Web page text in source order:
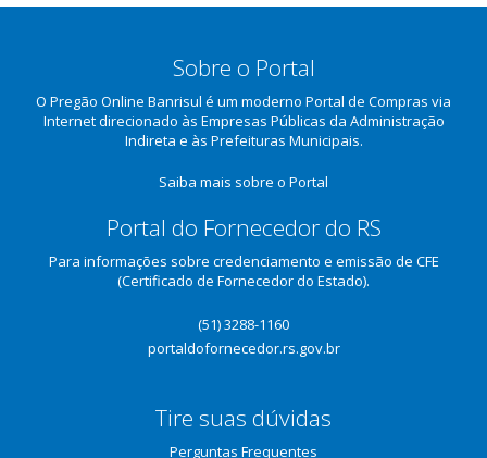
Sobre o Portal
O Pregão Online Banrisul é um moderno Portal de Compras via
Internet direcionado às Empresas Públicas da Administração
Indireta e às Prefeituras Municipais.
Saiba mais sobre o Portal
Portal do Fornecedor do RS
Para informações sobre credenciamento e emissão de CFE
(Certificado de Fornecedor do Estado).
(51) 3288-1160
portaldofornecedor.rs.gov.br
Tire suas dúvidas
Perguntas Frequentes